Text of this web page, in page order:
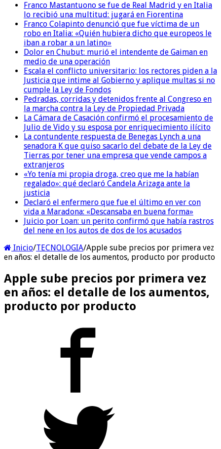
Franco Mastantuono se fue de Real Madrid y en Italia
lo recibió una multitud: jugará en Fiorentina
Franco Colapinto denunció que fue víctima de un
robo en Italia: «Quién hubiera dicho que europeos le
iban a robar a un latino»
Dolor en Chubut: murió el intendente de Gaiman en
medio de una operación
Escala el conflicto universitario: los rectores piden a la
Justicia que intime al Gobierno y aplique multas si no
cumple la Ley de Fondos
Pedradas, corridas y detenidos frente al Congreso en
la marcha contra la Ley de Propiedad Privada
La Cámara de Casación confirmó el procesamiento de
Julio de Vido y su esposa por enriquecimiento ilícito
La contundente respuesta de Benegas Lynch a una
senadora K que quiso sacarlo del debate de la Ley de
Tierras por tener una empresa que vende campos a
extranjeros
«Yo tenía mi propia droga, creo que me la habían
regalado»: qué declaró Candela Arizaga ante la
justicia
Declaró el enfermero que fue el último en ver con
vida a Maradona: «Descansaba en buena forma»
Juicio por Loan: un perito confirmó que había rastros
del nene en los autos de dos de los acusados
Inicio/TECNOLOGIA/Apple sube precios por primera vez
en años: el detalle de los aumentos, producto por producto
Apple sube precios por primera vez
en años: el detalle de los aumentos,
producto por producto